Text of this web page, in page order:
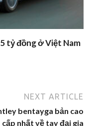
tỷ đồng ở Việt Nam
NEXT ARTICLE
bentayga bản cao
cấp nhất về tay đại gia